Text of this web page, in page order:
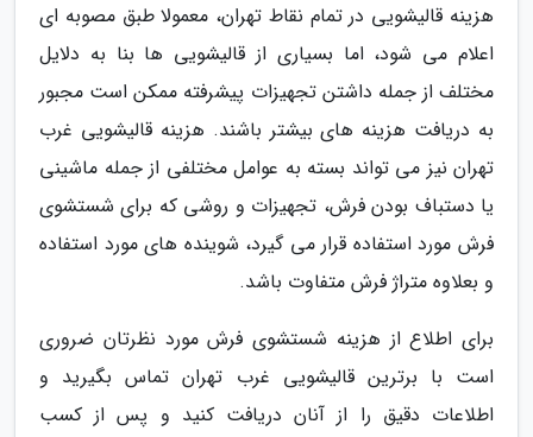
هزینه قالیشویی در تمام نقاط تهران، معمولا طبق مصوبه ای
اعلام می شود، اما بسیاری از قالیشویی ها بنا به دلایل
مختلف از جمله داشتن تجهیزات پیشرفته ممکن است مجبور
به دریافت هزینه های بیشتر باشند. هزینه قالیشویی غرب
تهران نیز می تواند بسته به عوامل مختلفی از جمله ماشینی
یا دستباف بودن فرش، تجهیزات و روشی که برای شستشوی
فرش مورد استفاده قرار می گیرد، شوینده های مورد استفاده
و بعلاوه متراژ فرش متفاوت باشد.
برای اطلاع از هزینه شستشوی فرش مورد نظرتان ضروری
است با برترین قالیشویی غرب تهران تماس بگیرید و
اطلاعات دقیق را از آنان دریافت کنید و پس از کسب